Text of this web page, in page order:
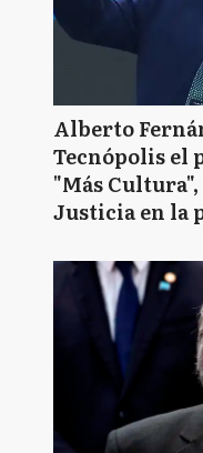
Alberto
Tecnópolis el
"Más
Justicia en la